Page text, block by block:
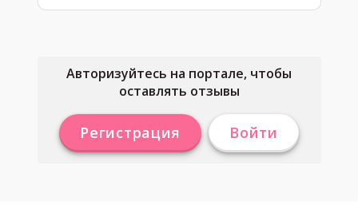
Авторизуйтесь на портале, чтобы
оставлять отзывы
Регистрация Войти